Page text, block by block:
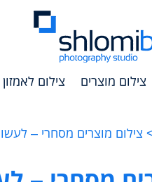
צילום מוצרים צילום לאמזון
צילום מוצרים מסחרי –